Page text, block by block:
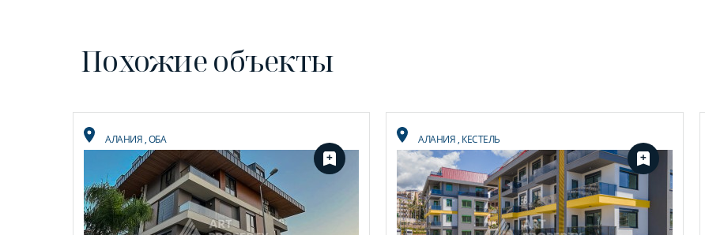
Похожие объекты
АЛАНИЯ,ОБА АЛАНИЯ, КЕСТЕЛЬ